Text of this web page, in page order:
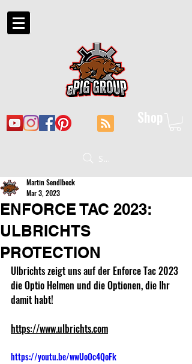
Shop
Suche
ENFORCE TAC 2023:
ULBRICHTS
PROTECTION
Martin Sendlbeck
Mar 3, 2023
Ulbrichts zeigt uns auf der Enforce Tac 2023
die Optio Helmen und die Optionen, die Ihr
damit habt!
https://www.ulbrichts.com
https://youtu.be/wwUoOc4QoFk